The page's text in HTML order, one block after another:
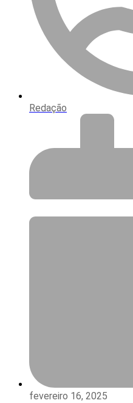
Redação
fevereiro 16, 2025